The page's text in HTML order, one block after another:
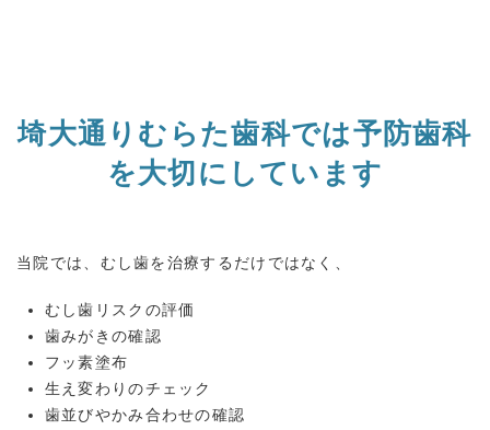
埼大通りむらた歯科では予防歯科
を大切にしています
当院では、むし歯を治療するだけではなく、
むし歯リスクの評価
歯みがきの確認
フッ素塗布
生え変わりのチェック
歯並びやかみ合わせの確認